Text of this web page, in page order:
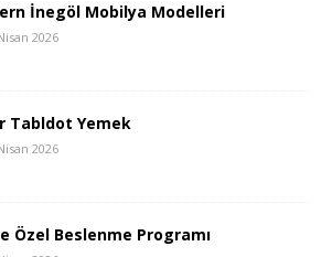
İnegöl Mobilya Modelleri
2026
Tabldot Yemek
2026
Özel Beslenme Programı